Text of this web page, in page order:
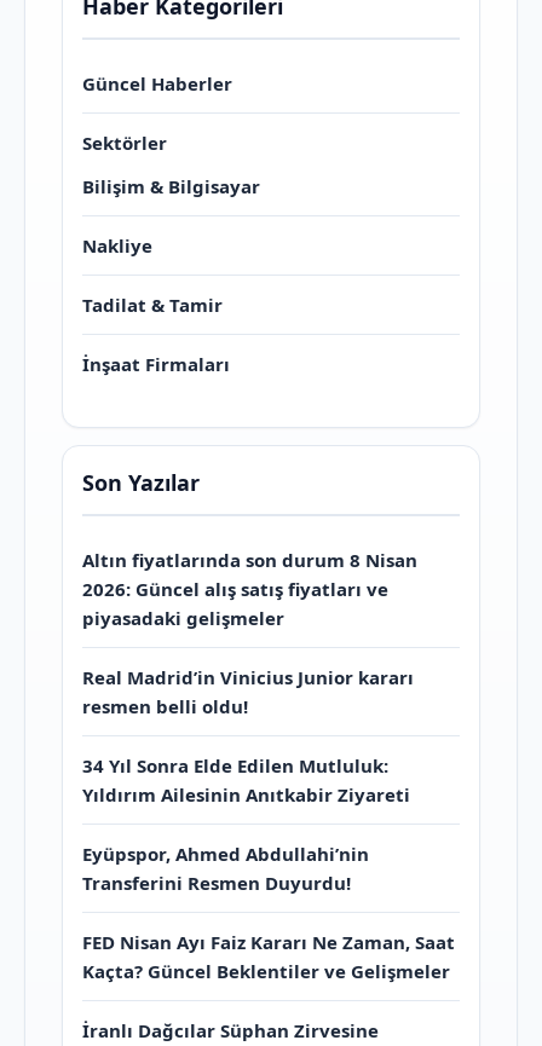
Haber Kategorileri
Güncel Haberler
Sektörler
Bilişim & Bilgisayar
Nakliye
Tadilat & Tamir
İnşaat Firmaları
Son Yazılar
Altın fiyatlarında son durum 8 Nisan
2026: Güncel alış satış fiyatları ve
piyasadaki gelişmeler
Real Madrid’in Vinicius Junior kararı
resmen belli oldu!
34 Yıl Sonra Elde Edilen Mutluluk:
Yıldırım Ailesinin Anıtkabir Ziyareti
Eyüpspor, Ahmed Abdullahi’nin
Transferini Resmen Duyurdu!
FED Nisan Ayı Faiz Kararı Ne Zaman, Saat
Kaçta? Güncel Beklentiler ve Gelişmeler
İranlı Dağcılar Süphan Zirvesine